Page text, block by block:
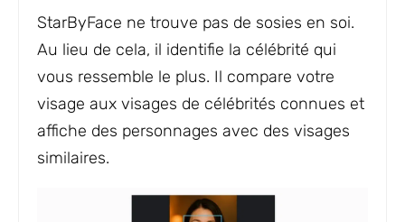
StarByFace ne trouve pas de sosies en soi.
Au lieu de cela, il identifie la célébrité qui
vous ressemble le plus. Il compare votre
visage aux visages de célébrités connues et
affiche des personnages avec des visages
similaires.